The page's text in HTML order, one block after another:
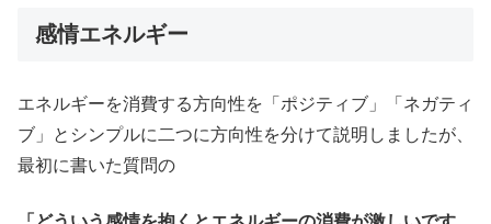
感情エネルギー
エネルギーを消費する方向性を「ポジティブ」「ネガティ
ブ」とシンプルに二つに方向性を分けて説明しましたが、
最初に書いた質問の